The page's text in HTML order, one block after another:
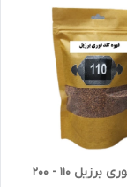
قهوه گلد فوری برزیل 110 - 200